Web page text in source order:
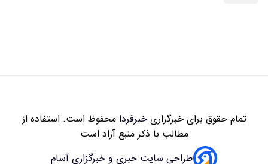
تمام حقوق برای خبرگزاریخبرفردامحفوظ است. استفاده از
مطالب با ذکر منبع آزاد است
طراحی سایت خبری و خبرگزاری آسام